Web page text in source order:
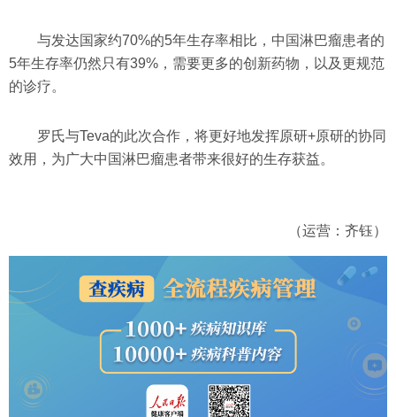
与发达国家约70%的5年生存率相比，中国淋巴瘤患者的
5年生存率仍然只有39%，需要更多的创新药物，以及更规范
的诊疗。
罗氏与Teva的此次合作，将更好地发挥原研+原研的协同
效用，为广大中国淋巴瘤患者带来很好的生存获益。
（运营：齐钰）